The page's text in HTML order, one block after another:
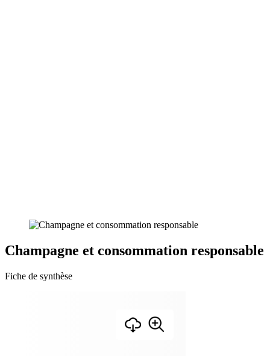
Champagne et consommation responsable
Fiche de synthèse